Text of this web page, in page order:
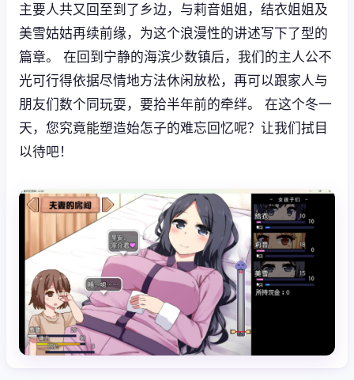
主要人共又回至到了乡边，与莉音姐姐，结衣姐姐及
美雪姑姑再续前缘，为这个浪漫性的讲述写下了型的
篇章。 在回到宁静的海滨少数镇后，我们的主人公不
光可行得依据尽情地方法休闲放松，再可以跟家人与
朋友们数个同玩耍，要拾半年前的牵绊。 在这个冬一
天，您究竟能塑造始怎子的难忘回忆呢？让我们拭目
以待吧！